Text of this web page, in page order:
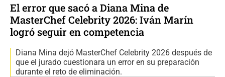
El error que sacó a Diana Mina de
MasterChef Celebrity 2026: Iván Marín
logró seguir en competencia
Diana Mina dejó MasterChef Celebrity 2026 después de
que el jurado cuestionara un error en su preparación
durante el reto de eliminación.